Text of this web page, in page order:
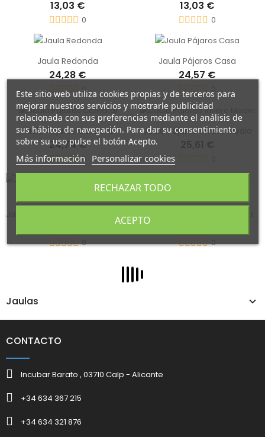
Jaulas
13,03 €
0
13,03 €
0
Jaula Redonda
24,28 €
0
Jaula Pájaros Casa
24,57 €
Jaula Pájaros Catedral
24,74 €
0
Jaula Pájaros Vivero Medio
Jaula Pájaros Redonda Grande
0 0
Este sitio web utiliza cookies propias y de terceros para
mejorar nuestros servicios y mostrarle publicidad
relacionada con sus preferencias mediante el análisis de
sus hábitos de navegación. Para dar su consentimiento
sobre su uso pulse el botón Acepto.
Más información Personalizar cookies
RECHAZAR TODO
ACEPTO
CONTACTO
Incubar Barato , 03710 Calp - Alicante
+34 634 367 215
+34 634 321 876